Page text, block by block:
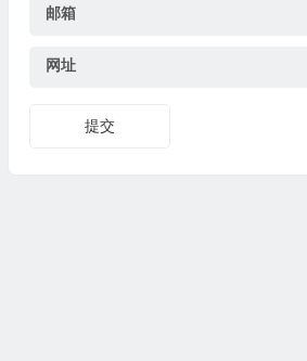
邮箱
网址
提交